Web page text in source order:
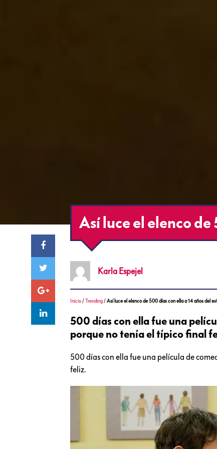
Así luce el elenco
Karla Espejel
Inicio /Trending /Así luce el elenco de 500 días con ella a 14 años del
500 días con ella fue una
porque no tenía el típico final
500 días con ella fue una película de
feliz.